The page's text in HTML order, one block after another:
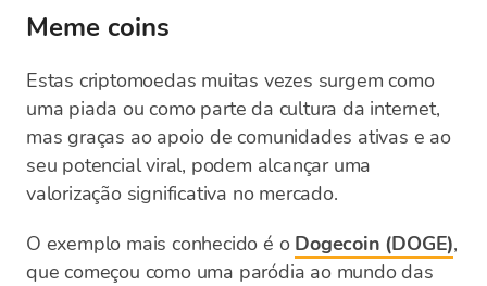
Meme coins
Estas criptomoedas muitas vezes surgem como
uma piada ou como parte da cultura da internet,
mas graças ao apoio de comunidades ativas e ao
seu potencial viral, podem alcançar uma
valorização significativa no mercado.
O exemplo mais conhecido é o Dogecoin (DOGE),
que começou como uma paródia ao mundo das